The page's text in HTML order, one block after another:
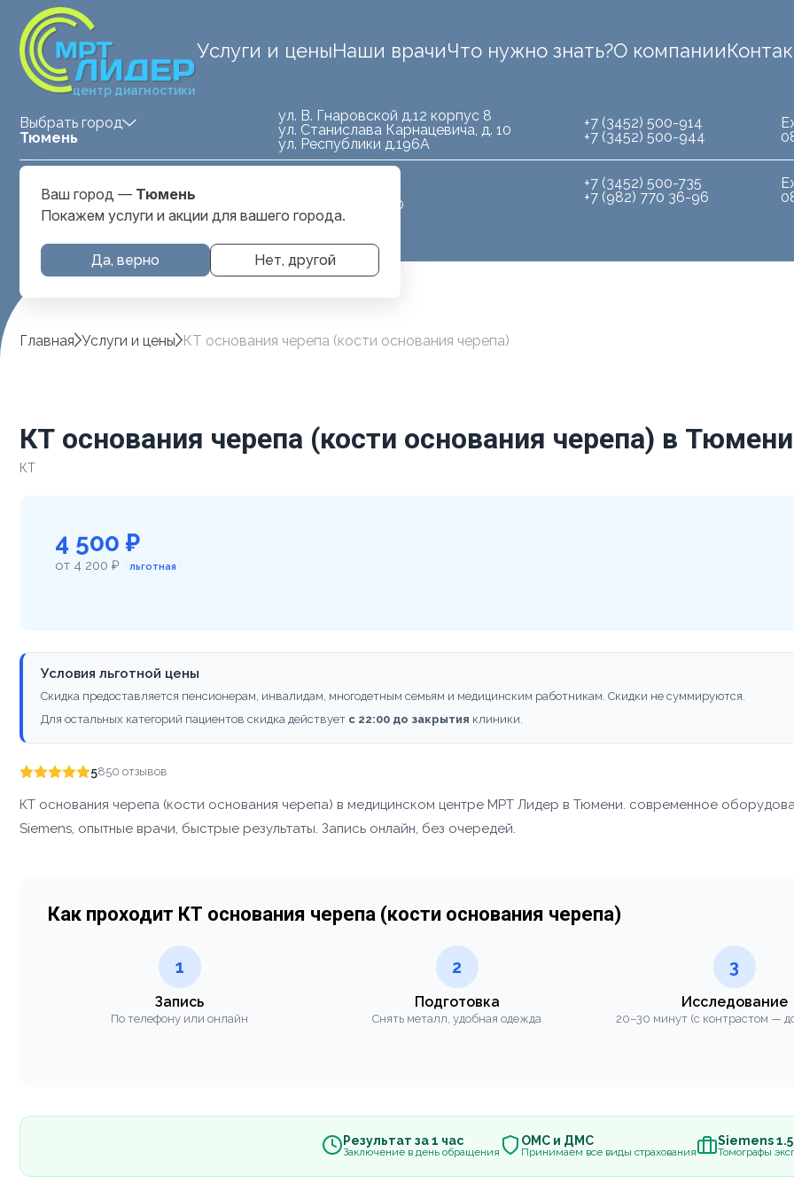
центр диагностики
Услуги и ценыНаши врачиЧто нужно знать?О компании
Выбрать город
Тюмень
Тюмень
ул. В. Гнаровской д.12 корпус 8
ул. Станислава Карнацевича, д. 10
ул. Республики д.196А
Карнацевича, д. 10
+7 (3452) 500-914
+7 (3452) 500-944
+7 (3452) 500-735
+7 (982) 770 36-96
Ваш город — Тюмень
Покажем услуги и акции для вашего города.
Да, верно Нет, другой
Главная Услуги и цены КТ основания черепа (кости основания черепа)
КТ основания черепа (кости основания черепа) в Тюмени
КТ
4 500 ₽
от 4 200 ₽ льготная
Условия льготной цены
Скидка предоставляется пенсионерам, инвалидам, многодетным семьям и медицинским работникам. Скидки не суммируются.
Для остальных категорий пациентов скидка действует с 22:00 до закрытия клиники.
5850 отзывов
КТ основания черепа (кости основания черепа) в медицинском центре МРТ Лидер в Тюмени. современное
Siemens, опытные врачи, быстрые результаты. Запись онлайн, без очередей.
Как проходит КТ основания черепа (кости основания черепа)
1
Запись
По телефону или онлайн
2
Подготовка
Снять металл, удобная одежда
3
Исследование
20–30 минут (с контрастом —
Результат за 1 час
Заключение в день обращения
ОМС и ДМС
Принимаем все виды страхования
Siemens
Томографы